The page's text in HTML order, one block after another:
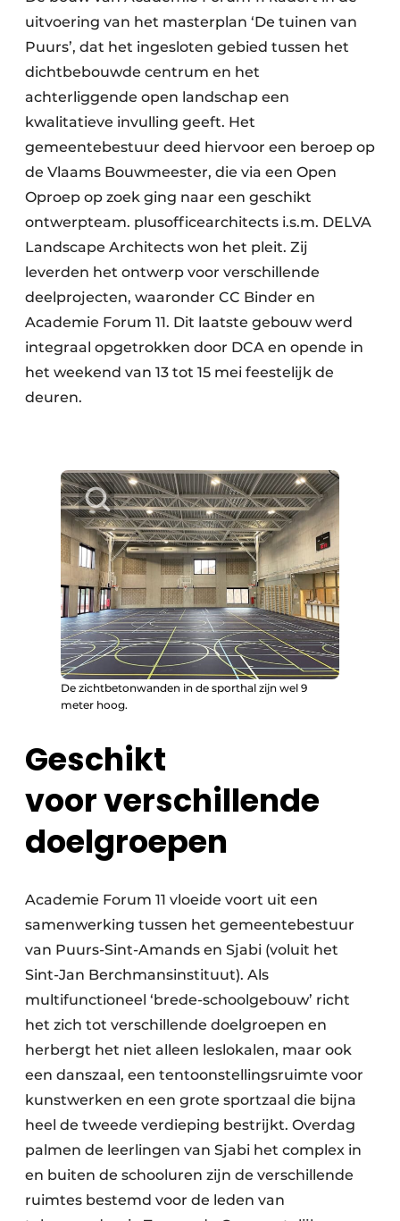
uitvoering van het masterplan ‘De tuinen van
Puurs’, dat het ingesloten gebied tussen het
dichtbebouwde centrum en het
achterliggende open landschap een
kwalitatieve invulling geeft. Het
gemeentebestuur deed hiervoor een beroep op
de Vlaams Bouwmeester, die via een Open
Oproep op zoek ging naar een geschikt
ontwerpteam. plusofficearchitects i.s.m. DELVA
Landscape Architects won het pleit. Zij
leverden het ontwerp voor verschillende
deelprojecten, waaronder CC Binder en
Academie Forum 11. Dit laatste gebouw werd
integraal opgetrokken door DCA en opende in
het weekend van 13 tot 15 mei feestelijk de
deuren.
De zichtbetonwanden in de sporthal zijn wel 9
meter hoog.
Geschikt
voor verschillende
doelgroepen
Academie Forum 11 vloeide voort uit een
samenwerking tussen het gemeentebestuur
van Puurs-Sint-Amands en Sjabi (voluit het
Sint-Jan Berchmansinstituut). Als
multifunctioneel ‘brede-schoolgebouw’ richt
het zich tot verschillende doelgroepen en
herbergt het niet alleen leslokalen, maar ook
een danszaal, een tentoonstellingsruimte voor
kunstwerken en een grote sportzaal die bijna
heel de tweede verdieping bestrijkt. Overdag
palmen de leerlingen van Sjabi het complex in
en buiten de schooluren zijn de verschillende
ruimtes bestemd voor de leden van